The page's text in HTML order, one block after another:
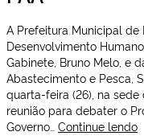
A Prefeitura Municipal
Desenvolvimento
Gabinete, Bruno Melo, e
Abastecimento e Pesca,
quarta-feira (26), na sede
reunião para debater o
Governo… Continue lendo